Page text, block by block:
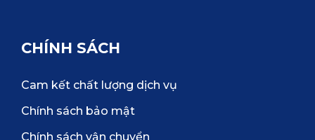
CHÍNH SÁCH
Cam kết chất lượng dịch vụ
Chính sách bảo mật
Chính sách vận chuyển